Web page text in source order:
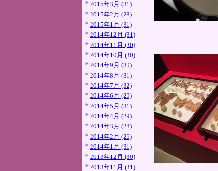
2015年3月 (31)
2015年2月 (28)
2015年1月 (31)
2014年12月 (31)
2014年11月 (30)
2014年10月 (30)
2014年9月 (30)
2014年8月 (31)
2014年7月 (32)
2014年6月 (29)
2014年5月 (31)
2014年4月 (29)
2014年3月 (28)
2014年2月 (26)
2014年1月 (31)
2013年12月 (30)
2013年11月 (31)